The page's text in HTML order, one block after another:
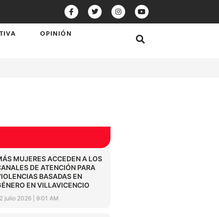
OPINIÓN
MUJERES ACCEDEN A LOS
DE ATENCIÓN PARA
BASADAS EN
EN VILLAVICENCIO
julio 2026 9:01 AM